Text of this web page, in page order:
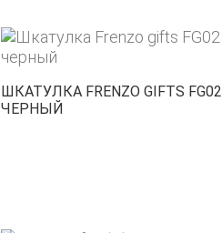
ШКАТУЛКА FRENZO GIFTS FG02
ЧЕРНЫЙ